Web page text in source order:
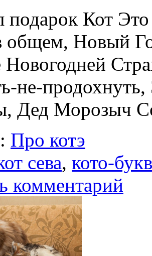
подарок Кот
общем, Новый
Новогодней
не-
Дед Морозыч
Про котэ
сева, кото-
комментарий